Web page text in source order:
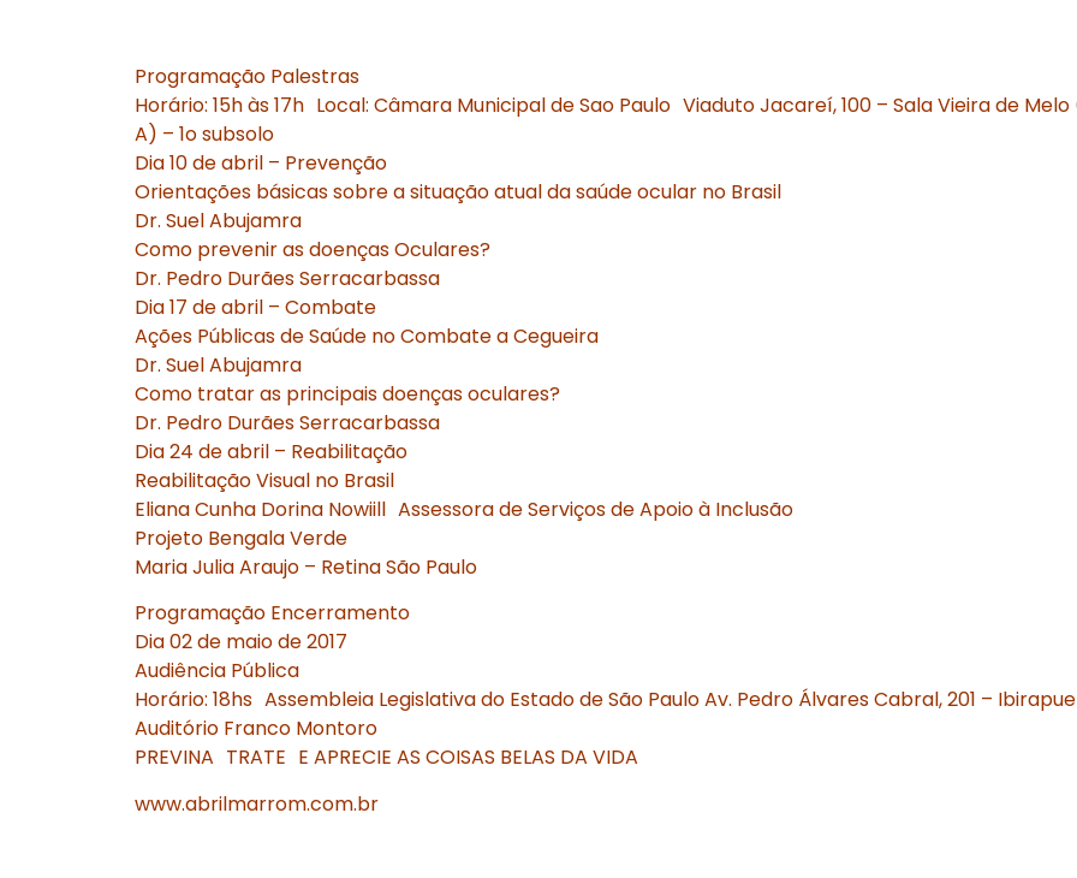
Programação Palestras
Horário: 15h às 17h Local: Câmara Municipal de Sao Paulo Viaduto Jacareí, 100 – Sala Vieira de Melo
A) – 1o subsolo
Dia 10 de abril – Prevenção
Orientações básicas sobre a situação atual da saúde ocular no Brasil
Dr. Suel Abujamra
Como prevenir as doenças Oculares?
Dr. Pedro Durães Serracarbassa
Dia 17 de abril – Combate
Ações Públicas de Saúde no Combate a Cegueira
Dr. Suel Abujamra
Como tratar as principais doenças oculares?
Dr. Pedro Durães Serracarbassa
Dia 24 de abril – Reabilitação
Reabilitação Visual no Brasil
Eliana Cunha Dorina Nowiill Assessora de Serviços de Apoio à Inclusão
Projeto Bengala Verde
Maria Julia Araujo – Retina São Paulo
Programação Encerramento
Dia 02 de maio de 2017
Audiência Pública
Horário: 18hs Assembleia Legislativa do Estado de São Paulo Av. Pedro Álvares Cabral, 201 –
Auditório Franco Montoro
PREVINA TRATE E APRECIE AS COISAS BELAS DA VIDA
www.abrilmarrom.com.br